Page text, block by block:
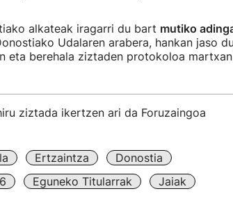
alkateak iragarri du bart mutiko
Udalaren arabera, hankan jaso
eta berehala ziztaden protokoloa
ziztada ikertzen ari da Foruzaingoa
Ertzaintza
Donostia
Eguneko Titularrak
Jaiak